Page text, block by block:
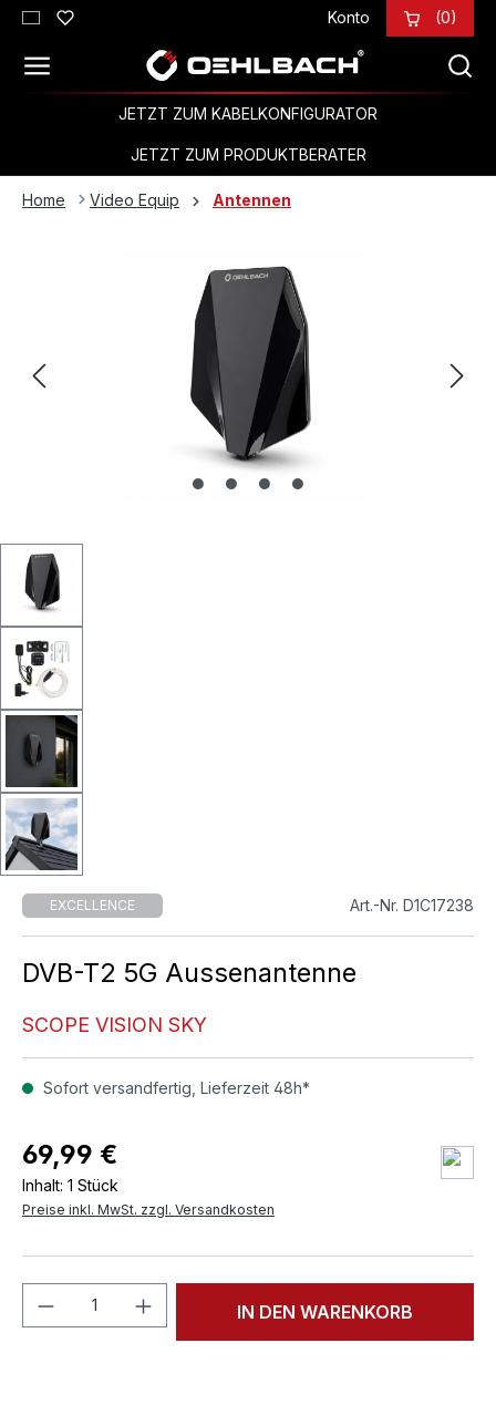
Zum Hauptinhalt springen Konto (0)
JETZT ZUM KABELKONFIGURATOR
JETZT ZUM PRODUKTBERATER
Home Video Equip Antennen
EXCELLENCE Art.-Nr. D1C17238
DVB-T2 5G Aussenantenne
SCOPE VISION SKY
Sofort versandfertig, Lieferzeit 48h*
69,99 €
Inhalt: 1 Stück
Preise inkl. MwSt. zzgl. Versandkosten
Produkt Anzahl: Gib denIN DEN WARENKORB